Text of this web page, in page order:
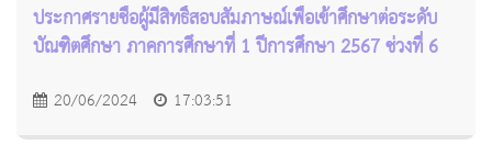
ประกาศรายชื่อผู้มีสิทธิ์สอบสัมภาษณ์เพื่อเข้าศึกษาต่อระดับ
บัณฑิตศึกษา ภาคการศึกษาที่ 1 ปีการศึกษา 2567 ช่วงที่ 6
20/06/2024 17:03:51